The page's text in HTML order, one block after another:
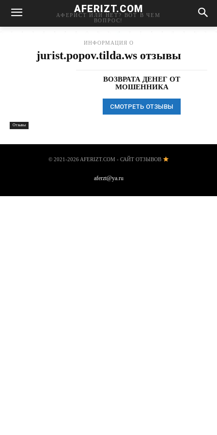
AFERIZT.COM
АФЕРИСТ ИЛИ НЕТ? ВОТ В ЧЕМ
ВОПРОС!
ИНФОРМАЦИЯ О
jurist.popov.tilda.ws отзывы
Отзывы
ВОЗВРАТА ДЕНЕГ ОТ
МОШЕННИКА
СМОТРЕТЬ ОТЗЫВЫ
© 2021-2026 AFERIZT.COM - САЙТ ОТЗЫВОВ
aferzt@ya.ru